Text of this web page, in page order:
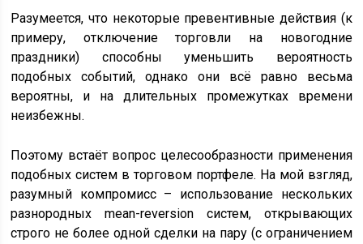
Разумеется, что некоторые превентивные действия (к
примеру, отключение торговли на новогодние
праздники) способны уменьшить вероятность
подобных событий, однако они всё равно весьма
вероятны, и на длительных промежутках времени
неизбежны.
Поэтому встаёт вопрос целесообразности применения
подобных систем в торговом портфеле. На мой взгляд,
разумный компромисс – использование нескольких
разнородных mean-reversion систем, открывающих
строго не более одной сделки на пару (с ограничением